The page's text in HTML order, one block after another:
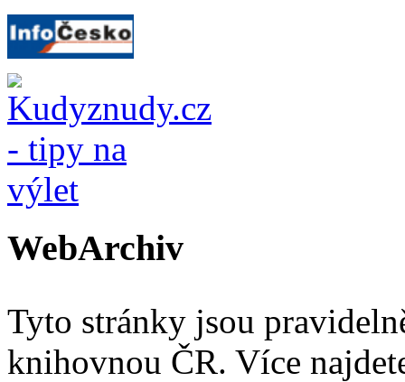
WebArchiv
Tyto stránky jsou
knihovnou ČR. Více